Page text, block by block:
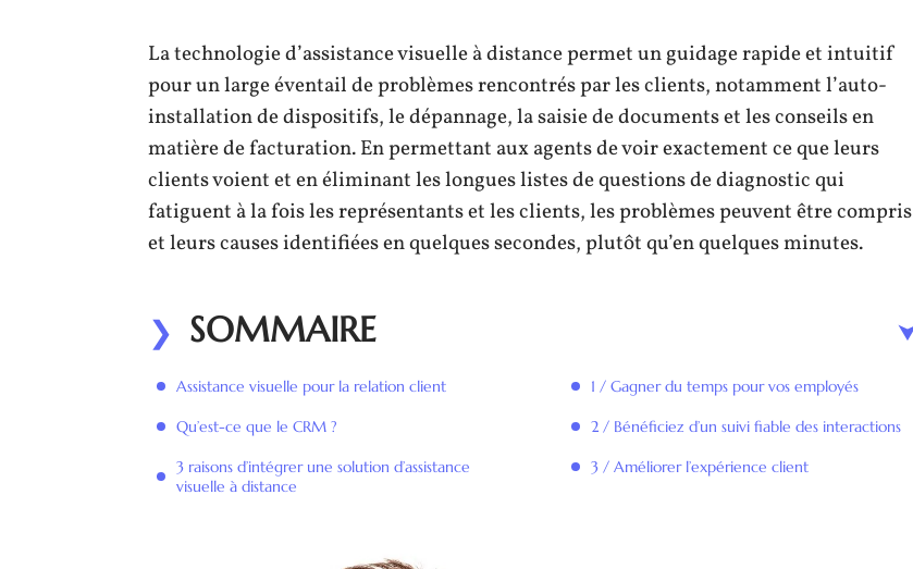
La technologie d’assistance visuelle à distance permet un guidage rapide et intuitif
pour un large éventail de problèmes rencontrés par les clients, notamment l’auto-
installation de dispositifs, le dépannage, la saisie de documents et les conseils en
matière de facturation. En permettant aux agents de voir exactement ce que leurs
clients voient et en éliminant les longues listes de questions de diagnostic qui
fatiguent à la fois les représentants et les clients, les problèmes peuvent être compris
et leurs causes identifiées en quelques secondes, plutôt qu’en quelques minutes.
SOMMAIRE
Assistance visuelle pour la relation client
Qu’est-ce que le CRM ?
3 raisons d’intégrer une solution d’assistance
visuelle à distance
1 / Gagner du temps pour vos employés
2 / Bénéficiez d’un suivi fiable des interactions
3 / Améliorer l’expérience client